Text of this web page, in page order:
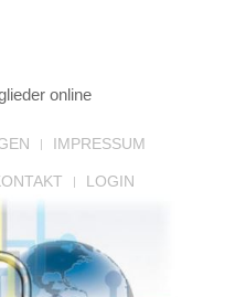
online
IMPRESSUM
LOGIN